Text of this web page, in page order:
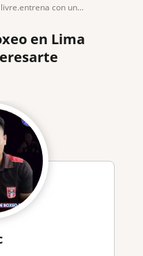
con un...
en Lima